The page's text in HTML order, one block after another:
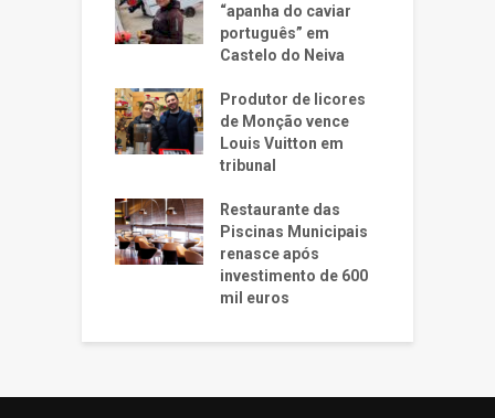
“apanha do caviar
português” em
Castelo do Neiva
Produtor de licores
de Monção vence
Louis Vuitton em
tribunal
Restaurante das
Piscinas Municipais
renasce após
investimento de 600
mil euros